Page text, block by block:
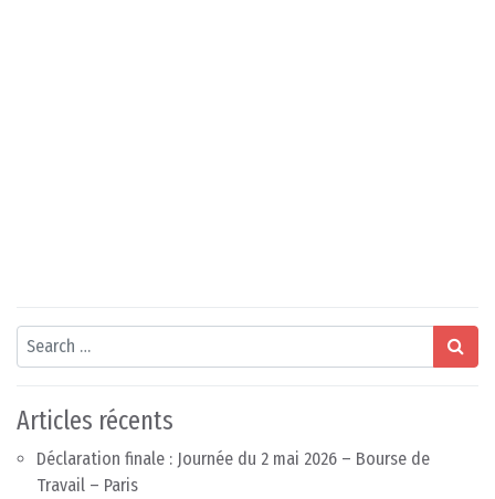
Search
Articles récents
Déclaration finale : Journée du 2 mai 2026 – Bourse de
Travail – Paris